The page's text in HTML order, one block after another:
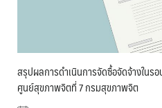
สรุปผลการดำเนินการจัดซื้อจัดจ้างใน
ศูนย์สุขภาพจิตที่ 7 กรมสุขภาพจิต